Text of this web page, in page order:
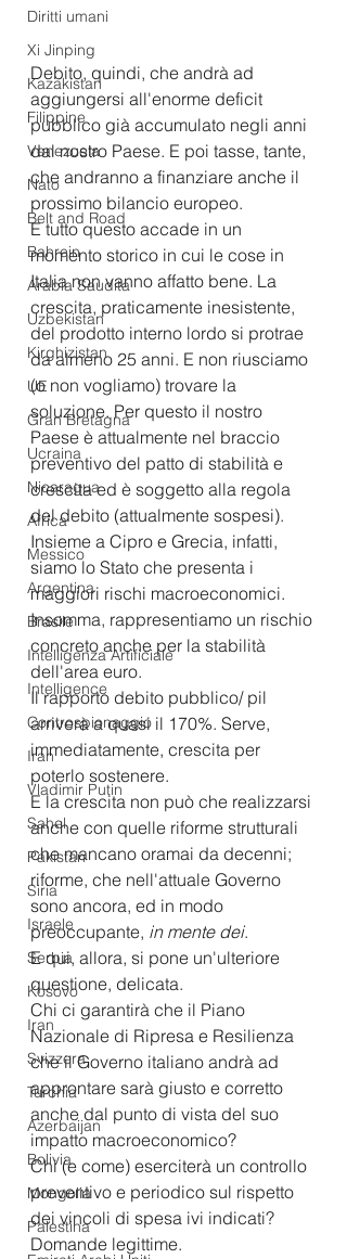
Diritti umani
Xi Jinping
Kazakistan
Filippine
Venezuela
Nato
Belt and Road
Bahrein
Arabia Saudita
Uzbekistan
Kirghizistan
UE
Gran Bretagna
Ucraina
Nicaragua
Africa
Messico
Argentina
Brasile
Intelligenza Artificiale
Intelligence
Controspionaggio
Iran
Vladimir Putin
Sahel
Pakistan
Siria
Israele
Serbia
Kosovo
Iran
Svizzera
Turchia
Azerbaijan
Bolivia
Mongolia
Palestina
Debito, quindi, che andrà ad
aggiungersi all'enorme deficit
pubblico già accumulato negli anni
dal nostro Paese. E poi tasse, tante,
che andranno a finanziare anche il
prossimo bilancio europeo.
E tutto questo accade in un
momento storico in cui le cose in
Italia non vanno affatto bene. La
crescita, praticamente inesistente,
del prodotto interno lordo si protrae
da almeno 25 anni. E non riusciamo
(o non vogliamo) trovare la
soluzione. Per questo il nostro
Paese è attualmente nel braccio
preventivo del patto di stabilità e
crescita ed è soggetto alla regola
del debito (attualmente sospesi).
Insieme a Cipro e Grecia, infatti,
siamo lo Stato che presenta i
maggiori rischi macroeconomici.
Insomma, rappresentiamo un rischio
concreto anche per la stabilità
dell'area euro.
Il rapporto debito pubblico/ pil
arriverà a quasi il 170%. Serve,
immediatamente, crescita per
poterlo sostenere.
E la crescita non può che realizzarsi
anche con quelle riforme strutturali
che mancano oramai da decenni;
riforme, che nell'attuale Governo
sono ancora, ed in modo
preoccupante, in mente dei.
E qui, allora, si pone un'ulteriore
questione, delicata.
Chi ci garantirà che il Piano
Nazionale di Ripresa e Resilienza
che il Governo italiano andrà ad
approntare sarà giusto e corretto
anche dal punto di vista del suo
impatto macroeconomico?
Chi (e come) eserciterà un controllo
preventivo e periodico sul rispetto
dei vincoli di spesa ivi indicati?
Domande legittime.